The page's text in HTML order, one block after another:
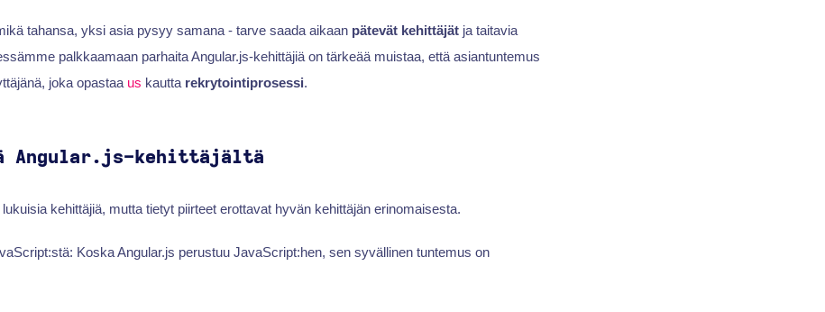
tahansa, yksi asia pysyy samana - tarve saada aikaan pätevät kehittäjätja taitavia
palkkaamaan parhaita Angular.js-kehittäjiä on tärkeää muistaa, että asiantuntemus
joka opastaa us kautta rekrytointiprosessi.
Angular.js-kehittäjältä
kehittäjiä, mutta tietyt piirteet erottavat hyvän kehittäjän erinomaisesta.
Koska Angular.js perustuu JavaScript:hen, sen syvällinen tuntemus on